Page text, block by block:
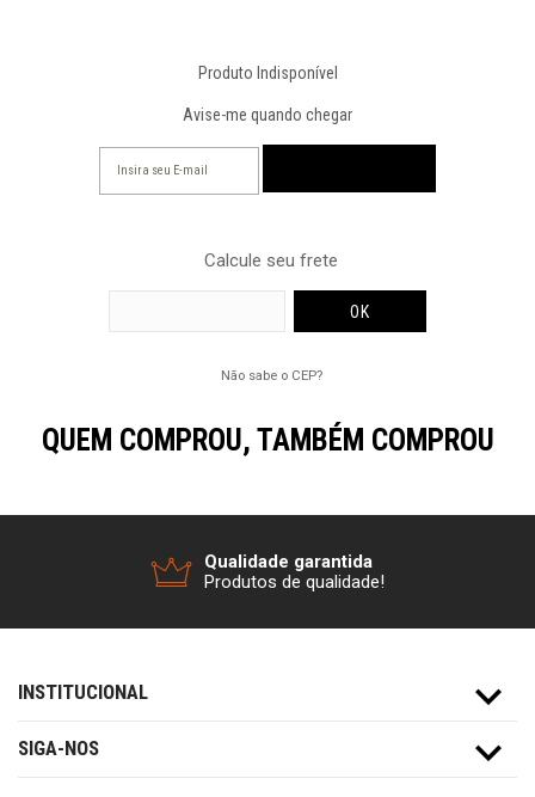
Produto Indisponível
Avise-me quando chegar
Calcule seu frete
Não sabe o CEP?
QUEM COMPROU, TAMBÉM COMPROU
Qualidade garantida
Produtos de qualidade!
INSTITUCIONAL
SIGA-NOS